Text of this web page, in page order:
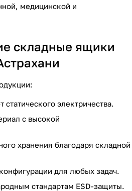
медицинской и
складные ящики
электричества.
с высокой
хранения благодаря складной
для любых задач.
стандартам ESD-защиты.